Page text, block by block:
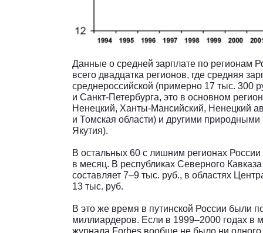
Данные о средней зарплате по регионам
всего двадцатка регионов, где средняя
среднероссийской (примерно 17 тыс. 300
и Санкт-Петербурга, это в основном
Ненецкий, Ханты-Мансийский, Ненецкий
и Томская области) и другими
Якутия).
В остальных 60 с лишним регионах
в месяц. В республиках Северного
составляет 7–9 тыс. руб., в областях
13 тыс. руб.
В это же время в путинской России были
миллиардеров. Если в 1999–2000 годах в
журнала Forbes вообще не было ни одного